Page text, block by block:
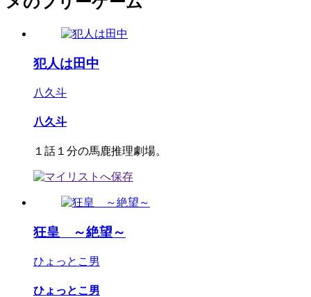
犯人は田中
八久斗
八久斗
１話１分の馬鹿推理劇場。
狂皇 ～絶望～
ひょっとこ男
ひょっとこ男